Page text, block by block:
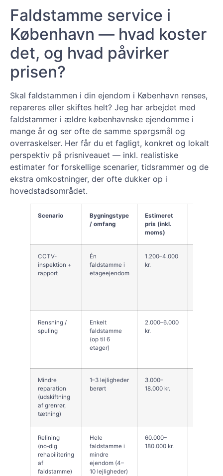
Faldstamme service i
København — hvad koster
det, og hvad påvirker
prisen?
Skal faldstammen i din ejendom i København renses,
repareres eller skiftes helt? Jeg har arbejdet med
faldstammer i ældre københavnske ejendomme i
mange år og ser ofte de samme spørgsmål og
overraskelser. Her får du et fagligt, konkret og lokalt
perspektiv på prisniveauet — inkl. realistiske
estimater for forskellige scenarier, tidsrammer og de
ekstra omkostninger, der ofte dukker op i
hovedstadsområdet.
Scenario
Bygningstype
/ omfang
Estimeret
pris (inkl.
moms)
CCTV-
inspektion +
rapport
Én
faldstamme i
etageejendom
1.200–4.000
kr.
Rensning /
spuling
Enkelt
faldstamme
(op til 6
etager)
2.000–6.000
kr.
Mindre
reparation
(udskiftning
af grenrør,
tætning)
1–3 lejligheder
berørt
3.000–
18.000 kr.
Relining
(no‑dig
rehabilitering
af
faldstamme)
Hele
faldstamme i
mindre
ejendom (4–
10 lejligheder)
60.000–
180.000 kr.